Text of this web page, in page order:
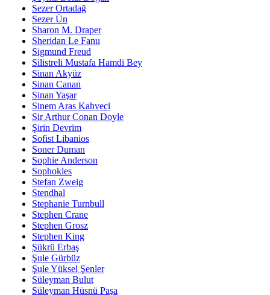
Sezer Ortadağ
Sezer Ün
Sharon M. Draper
Sheridan Le Fanu
Sigmund Freud
Silistreli Mustafa Hamdi Bey
Sinan Akyüz
Sinan Canan
Sinan Yaşar
Sinem Aras Kahveci
Sir Arthur Conan Doyle
Şirin Devrim
Sofist Libanios
Soner Duman
Sophie Anderson
Sophokles
Stefan Zweig
Stendhal
Stephanie Turnbull
Stephen Crane
Stephen Grosz
Stephen King
Şükrü Erbaş
Şule Gürbüz
Şule Yüksel Şenler
Süleyman Bulut
Süleyman Hüsnü Paşa